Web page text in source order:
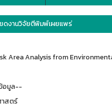
ดงานวิจัยตีพิมพ์เผยแพร่
Area Analysis from
อมูล--
สตร์